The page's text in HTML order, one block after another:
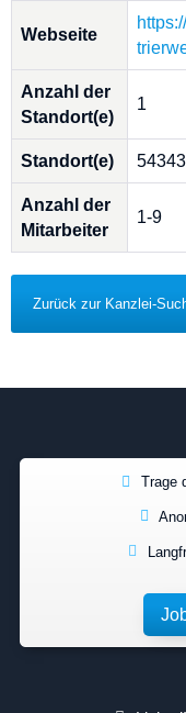
Webseite
Anzahl der
Standort(e)
1
Standort(e)
Anzahl der
Mitarbeiter
1-9
Zurück zur Kanzlei-
Trage